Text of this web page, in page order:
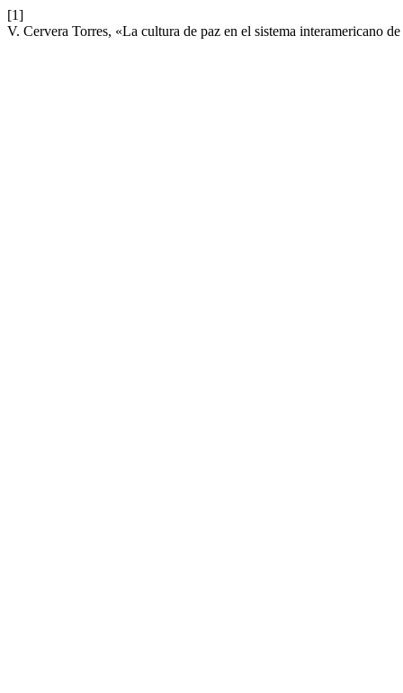
[1]
V. Cervera Torres, «La cultura de paz en el sistema interamericano